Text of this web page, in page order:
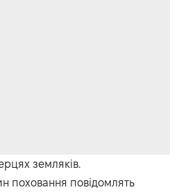
земляків.
поховання повідомлять